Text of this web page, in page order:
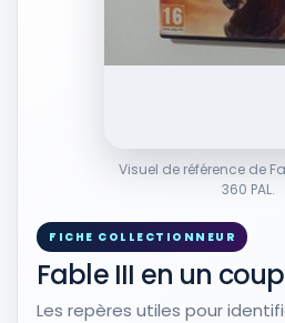
Visuel de référence de
360 PAL.
FICHE COLLECTIONNEUR
Fable III en un
Les repères utiles pour